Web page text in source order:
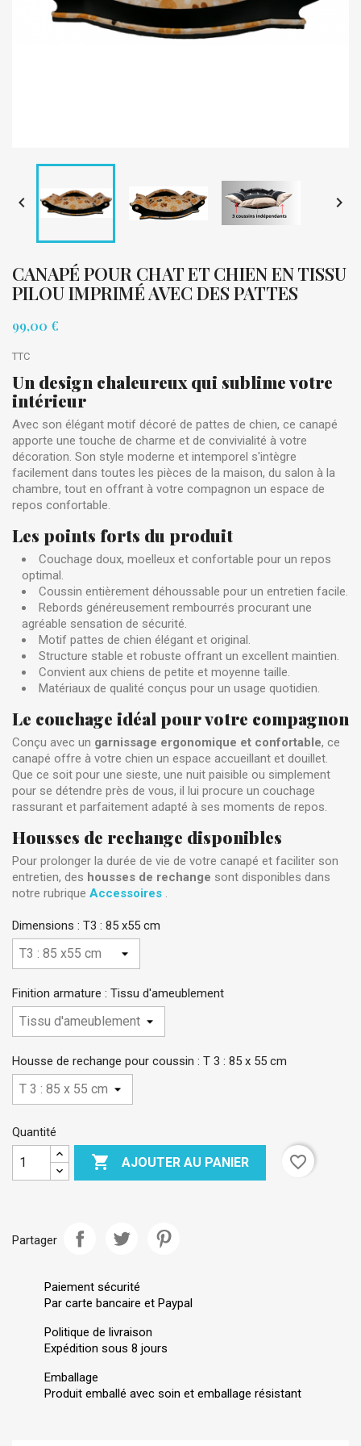
 
CANAPÉ POUR CHAT ET CHIEN EN TISSU
PILOU IMPRIMÉ AVEC DES PATTES
99,00 €
TTC
Un design chaleureux qui sublime votre
intérieur
Avec son élégant motif décoré de pattes de chien, ce canapé
apporte une touche de charme et de convivialité à votre
décoration. Son style moderne et intemporel s'intègre
facilement dans toutes les pièces de la maison, du salon à la
chambre, tout en offrant à votre compagnon un espace de
repos confortable.
Les points forts du produit
Couchage doux, moelleux et confortable pour un repos
optimal.
Coussin entièrement déhoussable pour un entretien facile.
Rebords généreusement rembourrés procurant une
agréable sensation de sécurité.
Motif pattes de chien élégant et original.
Structure stable et robuste offrant un excellent maintien.
Convient aux chiens de petite et moyenne taille.
Matériaux de qualité conçus pour un usage quotidien.
Le couchage idéal pour votre compagnon
Conçu avec un garnissage ergonomique et confortable, ce
canapé offre à votre chien un espace accueillant et douillet.
Que ce soit pour une sieste, une nuit paisible ou simplement
pour se détendre près de vous, il lui procure un couchage
rassurant et parfaitement adapté à ses moments de repos.
Housses de rechange disponibles
Pour prolonger la durée de vie de votre canapé et faciliter son
entretien, des housses de rechange sont disponibles dans
notre rubrique Accessoires .
Dimensions : T3 : 85 x55 cm
Finition armature : Tissu d'ameublement
Housse de rechange pour coussin : T 3 : 85 x 55 cm
Quantité
 AJOUTER AU PANIER favorite_border
Partager
Paiement sécurité
Par carte bancaire et Paypal
Politique de livraison
Expédition sous 8 jours
Emballage
Produit emballé avec soin et emballage résistant